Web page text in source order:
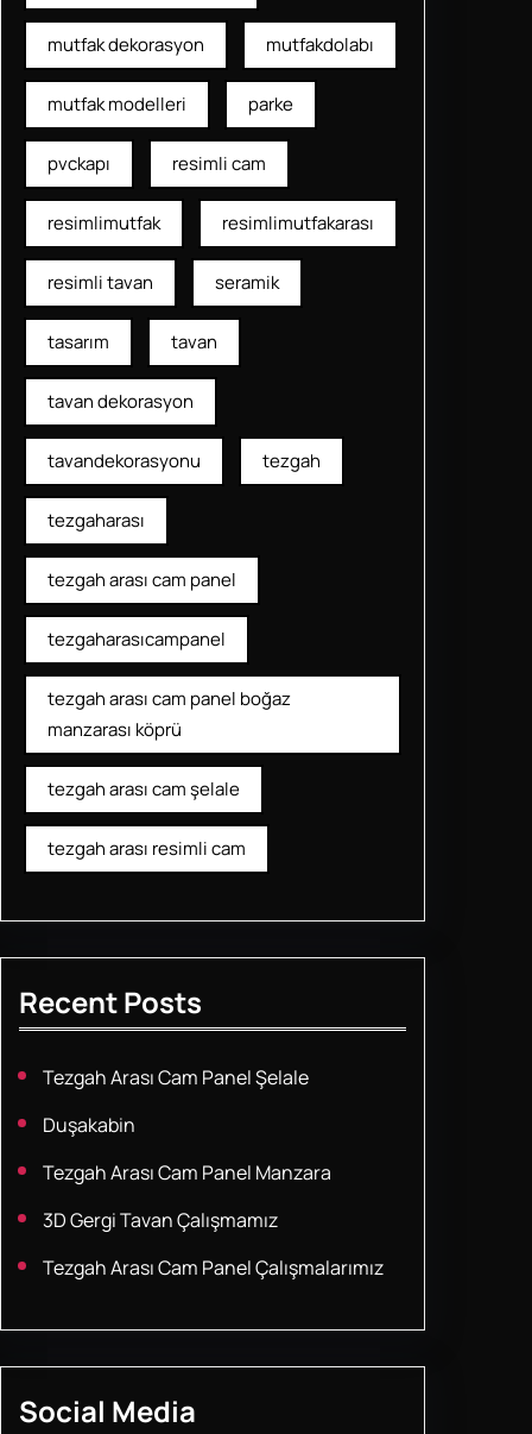
mutfak dekorasyon mutfakdolabı
mutfak modelleri parke
pvckapı resimli cam
resimlimutfak resimlimutfakarası
resimli tavan seramik
tasarım tavan
tavan dekorasyon
tavandekorasyonu tezgah
tezgaharası
tezgah arası cam panel
tezgaharasıcampanel
tezgah arası cam panel boğaz
manzarası köprü
tezgah arası cam şelale
tezgah arası resimli cam
Recent Posts
Tezgah Arası Cam Panel Şelale
Duşakabin
Tezgah Arası Cam Panel Manzara
3D Gergi Tavan Çalışmamız
Tezgah Arası Cam Panel Çalışmalarımız
Social Media